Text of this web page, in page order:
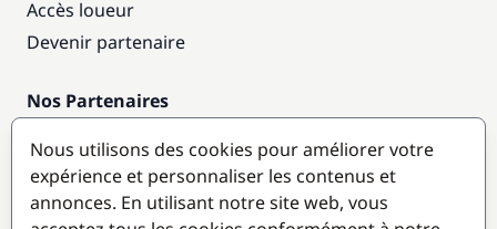
Accès loueur
Devenir partenaire
Nos Partenaires
Destinations populaires
Nous utilisons des cookies pour améliorer votre
expérience et personnaliser les contenus et
annonces. En utilisant notre site web, vous